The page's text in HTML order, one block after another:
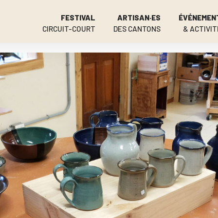
FESTIVAL
CIRCUIT-COURT
ARTISAN·ES
DES CANTONS
&